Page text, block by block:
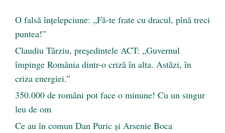
O falsă înțelepciune: „Fă-te frate cu dracul, pînă treci
puntea!”
Claudiu Târziu, președintele ACT: „Guvernul
împinge România dintr-o criză în alta. Astăzi, în
criza energiei.”
350.000 de români pot face o minune! Cu un singur
leu de om
Ce au în comun Dan Puric şi Arsenie Boca